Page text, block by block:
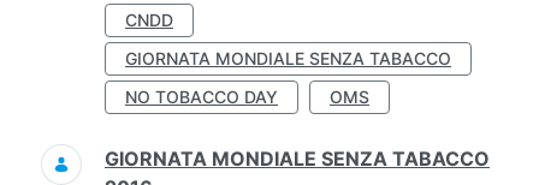
CNDD
GIORNATA MONDIALE SENZA TABACCO
NO TOBACCO DAY
OMS
GIORNATA MONDIALE SENZA TABACCO